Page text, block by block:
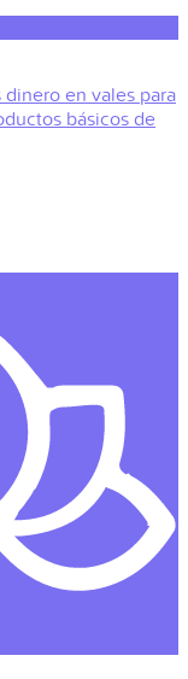
en vales para
básicos de